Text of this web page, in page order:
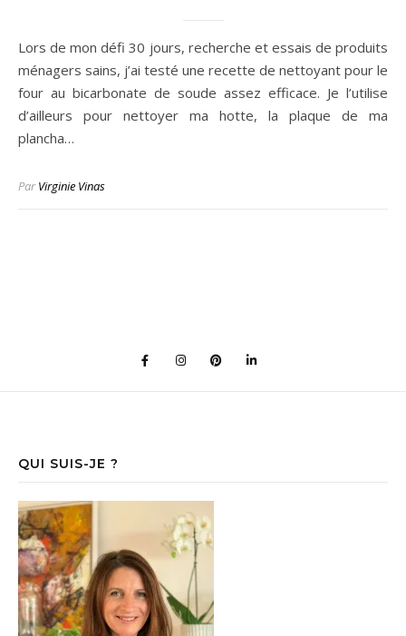
Lors de mon défi 30 jours, recherche et essais de produits
ménagers sains, j’ai testé une recette de nettoyant pour le
four au bicarbonate de soude assez efficace. Je l’utilise
d’ailleurs pour nettoyer ma hotte, la plaque de ma
plancha…
ParVirginie Vinas
QUI SUIS-JE ?